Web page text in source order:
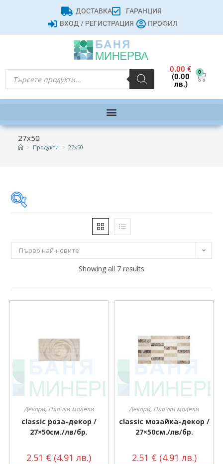
ДОСТАВКА
ГАРАНЦИЯ
ВХОД / РЕГИСТРАЦИЯ
ПРОФИЛ
0.00€
(0.00
лв.)
0
27х50
> Продукти > 27х50
2 € 11 €
7
Производител
Първо най-новите
Showing all 7 results
Декори, Плочки модели
classic роза-декор /
27×50см./лв/бр.
2.51 € (4.91 лв.)
Декори, Плочки модели
classic мозайка-декор /
27×50см./лв/бр.
2.51 € (4.91 лв.)